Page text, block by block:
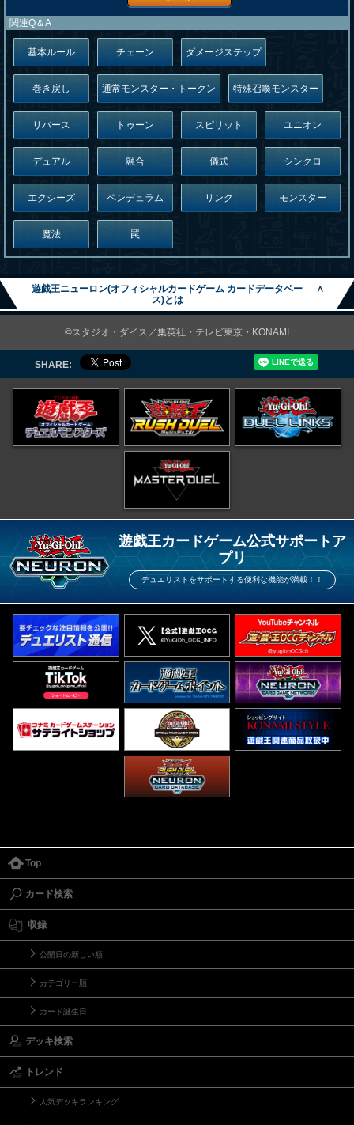
関連Q＆A
基本ルール チェーン ダメージステップ
巻き戻し 通常モンスター・トークン 特殊召喚モンスター
リバース トゥーン スピリット ユニオン
デュアル 融合 儀式 シンクロ
エクシーズ ペンデュラム リンク モンスター
魔法 罠
遊戯王ニューロン(オフィシャルカードゲーム カードデータベー
ス)とは
∧
©スタジオ・ダイス／集英社・テレビ東京・KONAMI
SHARE:
遊戯王カードゲーム公式サポートア
プリ
デュエリストをサポートする便利な機能が満載！！
Top
カード検索
収録
公開日の新しい順
カテゴリー順
カード誕生日
デッキ検索
トレンド
人気デッキランキング